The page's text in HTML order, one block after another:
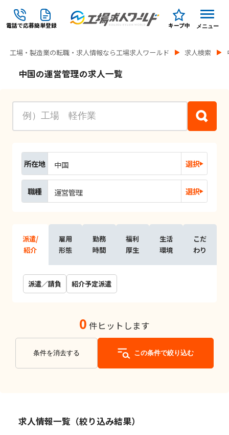
電話で応募簡単登録 キープ中 メニュー
工場・製造業の転職・求人情報なら工場求人ワールド 求人検索
中国の運営管理の求人一覧
所在地 中国 選択
職種 運営管理 選択
派遣/
紹介
雇用
形態
勤務
時間
福利
厚生
生活
環境
こだ
わり
派遣／請負 紹介予定派遣
0 件ヒットします
条件を消去する この条件で絞り込む
求人情報一覧（絞り込み結果）